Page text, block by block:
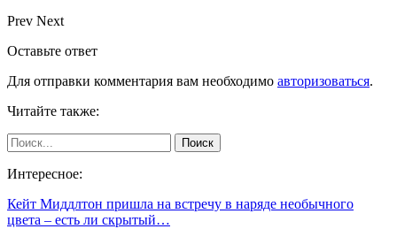
Prev Next
Оставьте ответ
Для отправки комментария вам необходимо авторизоваться.
Читайте также:
Интересное:
Кейт Миддлтон пришла на встречу в наряде необычного
цвета – есть ли скрытый…